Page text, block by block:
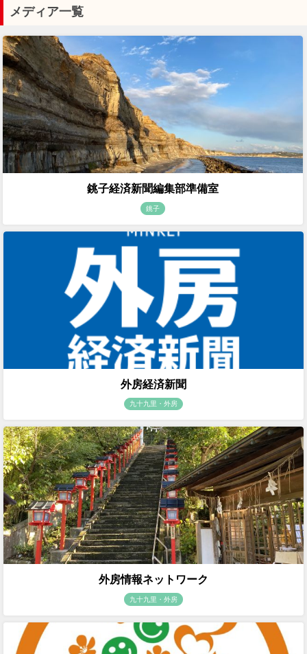
メディア一覧
銚子経済新聞編集部準備室
銚子
外房経済新聞
九十九里・外房
外房情報ネットワーク
九十九里・外房